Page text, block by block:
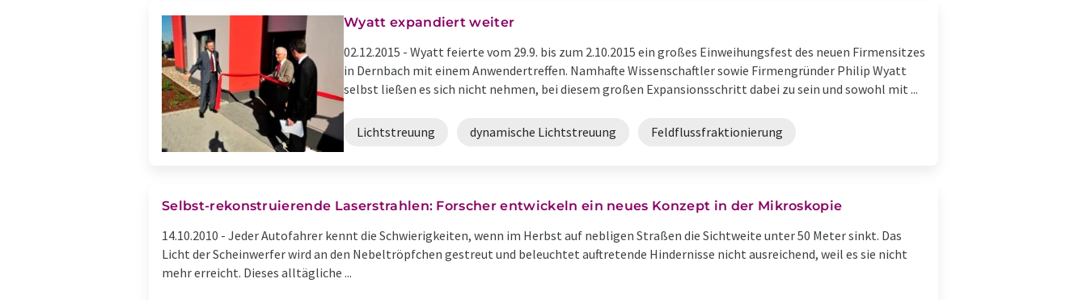
Wyatt expandiert weiter
02.12.2015 - Wyatt feierte vom 29.9. bis zum 2.10.2015 ein großes Einweihungsfest des neuen Firmensitzes
in Dernbach mit einem Anwendertreffen. Namhafte Wissenschaftler sowie Firmengründer Philip Wyatt
selbst ließen es sich nicht nehmen, bei diesem großen Expansionsschritt dabei zu sein und sowohl mit ...
Lichtstreuung dynamische Lichtstreuung Feldflussfraktionierung
Selbst-rekonstruierende Laserstrahlen: Forscher entwickeln ein neues Konzept in der Mikroskopie
14.10.2010 - Jeder Autofahrer kennt die Schwierigkeiten, wenn im Herbst auf nebligen Straßen die Sichtweite unter 50 Meter sinkt. Das
Licht der Scheinwerfer wird an den Nebeltröpfchen gestreut und beleuchtet auftretende Hindernisse nicht ausreichend, weil es sie nicht
mehr erreicht. Dieses alltägliche ...